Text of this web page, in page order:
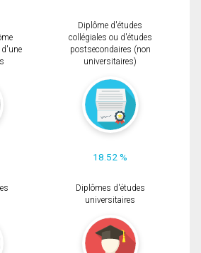
Diplôme d'études
collégiales ou d'études
postsecondaires (non
universitaires)
18.52 %
Diplômes d'études
universitaires